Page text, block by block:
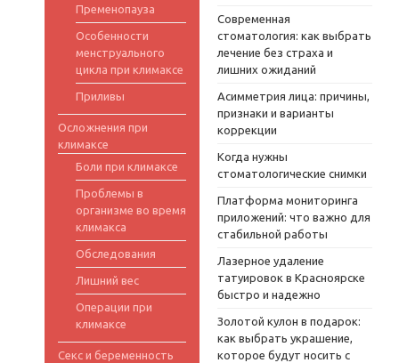
Пременопауза
Особенности
менструального
цикла при климаксе
Приливы
Осложнения при
климаксе
Боли при климаксе
Проблемы в
организме во время
климакса
Обследования
Лишний вес
Операции при
климаксе
Секс и беременность
Современная
стоматология: как выбрать
лечение без страха и
лишних ожиданий
Асимметрия лица: причины,
признаки и варианты
коррекции
Когда нужны
стоматологические снимки
Платформа мониторинга
приложений: что важно для
стабильной работы
Лазерное удаление
татуировок в Красноярске
быстро и надежно
Золотой кулон в подарок:
как выбрать украшение,
которое будут носить с